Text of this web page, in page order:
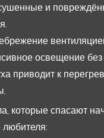
и
освещение
приводит к
которые спасают
любителя: